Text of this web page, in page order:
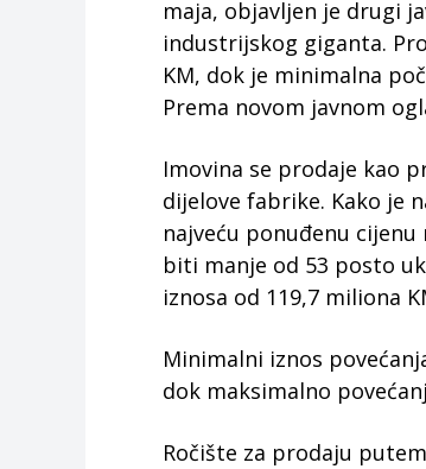
maja, objavljen je drugi
industrijskog giganta.
KM, dok je minimalna
Prema novom javnom
Imovina se prodaje kao
dijelove fabrike. Kako je
najveću ponuđenu
biti manje od 53 posto
iznosa od 119,7 miliona
Minimalni iznos
dok maksimalno
Ročište za prodaju